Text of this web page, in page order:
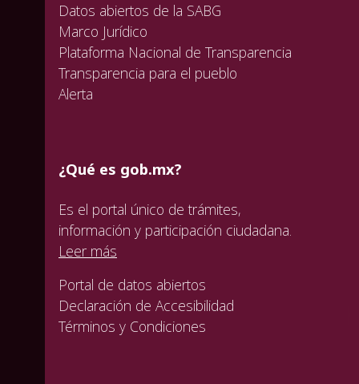
Datos abiertos de la SABG
Marco Jurídico
Plataforma Nacional de Transparencia
Transparencia para el pueblo
Alerta
¿Qué es gob.mx?
Es el portal único de trámites,
información y participación ciudadana.
Leer más
Portal de datos abiertos
Declaración de Accesibilidad
Términos y Condiciones